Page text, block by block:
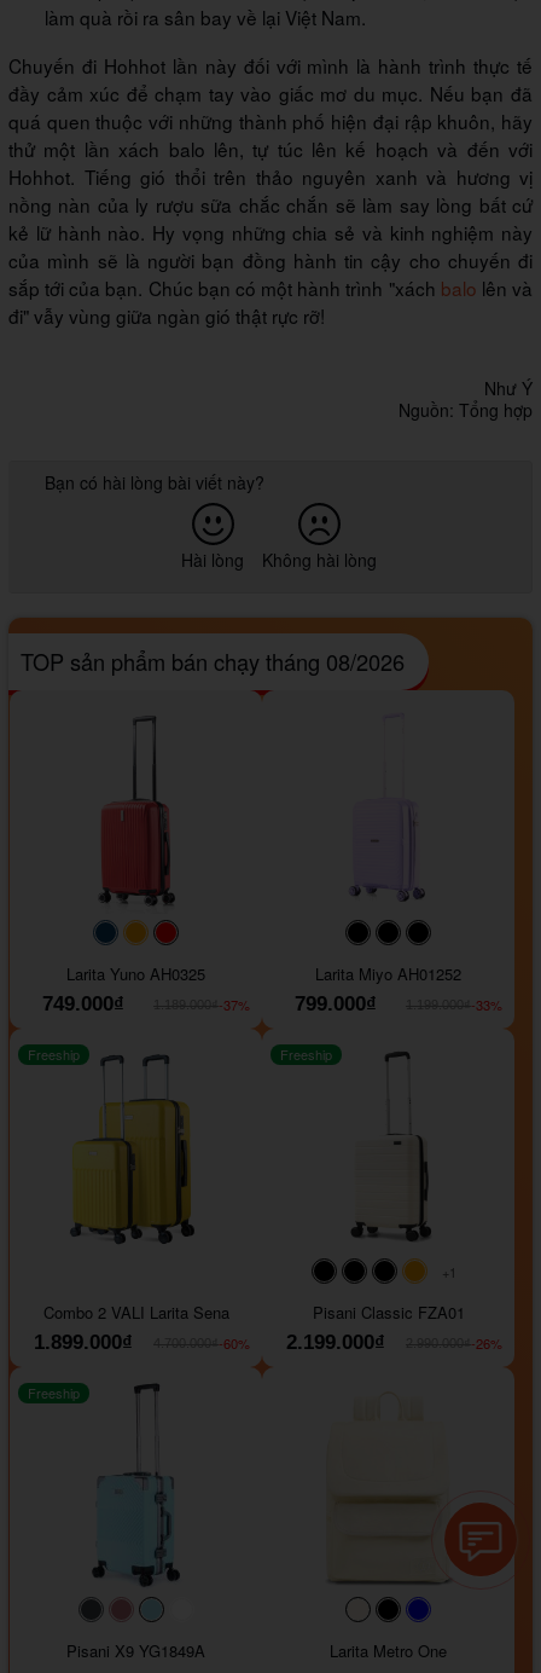
làm quà rồi ra sân bay về lại Việt Nam.
Chuyến đi Hohhot lần này đối với mình là hành trình thực tế
đầy cảm xúc để chạm tay vào giấc mơ du mục. Nếu bạn đã
quá quen thuộc với những thành phố hiện đại rập khuôn, hãy
thử một lần xách balo lên, tự túc lên kế hoạch và đến với
Hohhot. Tiếng gió thổi trên thảo nguyên xanh và hương vị
nồng nàn của ly rượu sữa chắc chắn sẽ làm say lòng bất cứ
kẻ lữ hành nào. Hy vọng những chia sẻ và kinh nghiệm này
của mình sẽ là người bạn đồng hành tin cậy cho chuyến đi
sắp tới của bạn. Chúc bạn có một hành trình "xách balo lên và
đi" vẫy vùng giữa ngàn gió thật rực rỡ!
Như Ý
Nguồn: Tổng hợp
Bạn có hài lòng bài viết này?
Hài lòng Không hài lòng
TOP sản phẩm bán chạy tháng 08/2026
#093f69#ffa500
Larita Yuno AH0325
749.000₫
-37%
#000000#000000
Larita Miyo AH01252
799.000₫
-33%
Freeship
Combo 2 VALI Larita Sena
1.899.000₫
-60%
#000000#000000#000000
+1
Freeship
Pisani Classic FZA01
2.199.000₫
-26%
#40454a#b76e79
Freeship
Pisani X9 YG1849A
#faf0e6#000000
Larita Metro One